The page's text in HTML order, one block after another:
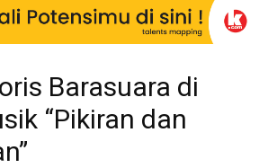
Barasuara di
“Pikiran dan